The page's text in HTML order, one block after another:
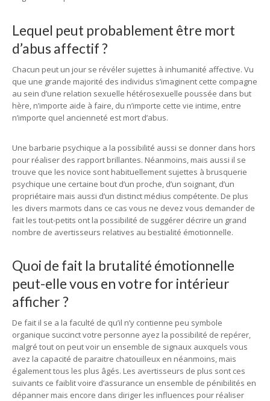
Lequel peut probablement être mort
d’abus affectif ?
Chacun peut un jour se révéler sujettes à inhumanité affective. Vu
que une grande majorité des individus s’imaginent cette compagne
au sein d’une relation sexuelle hétérosexuelle poussée dans but
hère, n’importe aide à faire, du n’importe cette vie intime, entre
n’importe quel ancienneté est mort d’abus.
Une barbarie psychique a la possibilité aussi se donner dans hors
pour réaliser des rapport brillantes. Néanmoins, mais aussi il se
trouve que les novice sont habituellement sujettes à brusquerie
psychique une certaine bout d’un proche, d’un soignant, d’un
propriétaire mais aussi d’un distinct médius compétente. De plus
les divers marmots dans ce cas vous ne devez vous demander de
fait les tout-petits ont la possibilité de suggérer décrire un grand
nombre de avertisseurs relatives au bestialité émotionnelle.
Quoi de fait la brutalité émotionnelle
peut-elle vous en votre for intérieur
afficher ?
De fait il se a la faculté de qu’il n’y contienne peu symbole
organique succinct votre personne ayez la possibilité de repérer,
malgré tout on peut voir un ensemble de signaux auxquels vous
avez la capacité de paraitre chatouilleux en néanmoins, mais
également tous les plus âgés. Les avertisseurs de plus sont ces
suivants ce faiblit voire d’assurance un ensemble de pénibilités en
dépanner mais encore dans diriger les influences pour réaliser